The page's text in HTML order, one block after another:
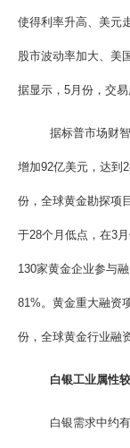
使得利率升高、美元
股市波动率加大、美
据显示，5月份，交
据标普市场财
增加92亿美元，达到
份，全球黄金勘探项
于28个月低点，在3
130家黄金企业参与
81%。黄金重大融资
份，全球黄金行业融
白银工业属性
白银需求中约